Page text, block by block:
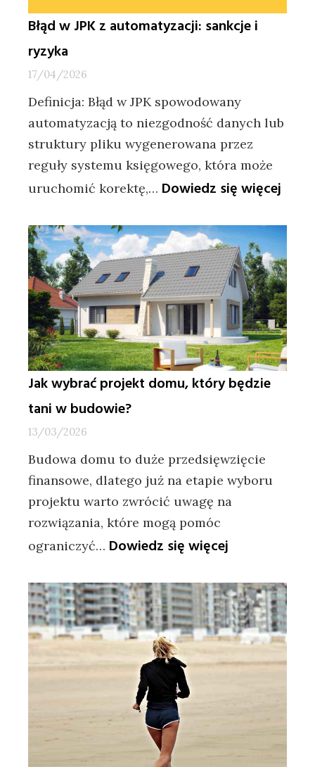
Błąd w JPK z automatyzacji: sankcje i
ryzyka
17/04/2026
Definicja: Błąd w JPK spowodowany
automatyzacją to niezgodność danych lub
struktury pliku wygenerowana przez
reguły systemu księgowego, która może
uruchomić korektę,… Dowiedz się więcej
JPK
z
i
Jak wybrać projekt domu, który będzie
tani w budowie?
13/03/2026
Budowa domu to duże przedsięwzięcie
finansowe, dlatego już na etapie wyboru
projektu warto zwrócić uwagę na
rozwiązania, które mogą pomóc
ograniczyć… Dowiedz się więcej
projekt
domu,
który
będzie
tani
w
budowie?